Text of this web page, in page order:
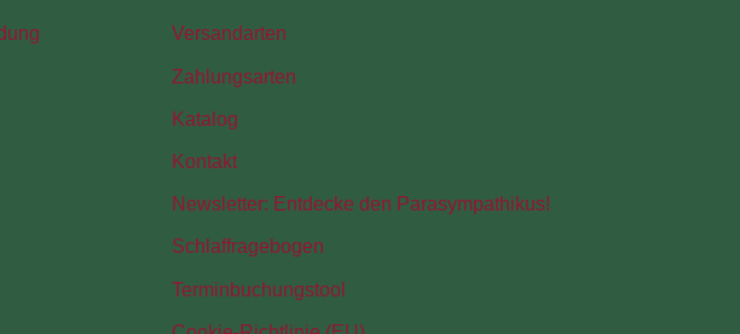
Versandarten
Zahlungsarten
Katalog
Kontakt
Newsletter: Entdecke den Parasympathikus!
Schlaffragebogen
Terminbuchungstool